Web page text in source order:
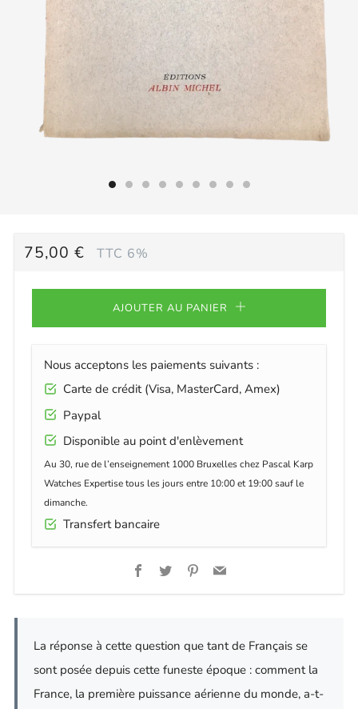
PRIX
75,00 € TTC 6%
AJOUTER AU PANIER
Nous acceptons les paiements suivants :
Carte de crédit (Visa, MasterCard, Amex)
Paypal
Disponible au point d'enlèvement
Au 30, rue de l’enseignement 1000 Bruxelles chez Pascal Karp
Watches Expertise tous les jours entre 10:00 et 19:00 sauf le
dimanche.
Transfert bancaire
Facebook
TwitterPinterest
Email
La réponse à cette question que tant de Français se
sont posée depuis cette funeste époque : comment la
France, la première puissance aérienne du monde, a-t-